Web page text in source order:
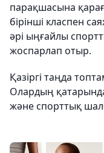
парақшасына
бірінші класпен
әрі ыңғайлы
жоспарлап отыр.
Қазіргі таңда
Олардың қатарында
және спорттық